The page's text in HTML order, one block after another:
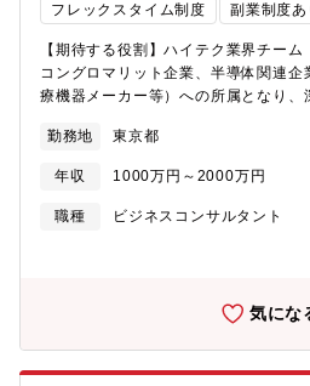
フレックスタイム制度
副業制度あ
【期待する役割】ハイテク業界チー
コングロマリット企業、半導体関連企
療機器メーカー等）への所属となり、
客様の社会的価値・企業価値が向上す
の実行をリードします。【業務詳細】
り、業界全体、お客様の変革を全面的
ク企業における成長戦略の策定と実現
場の創造的破壊）■デジタルテクノロ
ーメーション■グローバルオペレーシ
ェクト事例】■アジアパシフィックを
略策定■デジタルテクノロジーを活用
システム刷新及び全社デジタルトラ
勤務地 東京都
年収 1000万円～2000万円
職種
ビジネスコンサルタント
気にな